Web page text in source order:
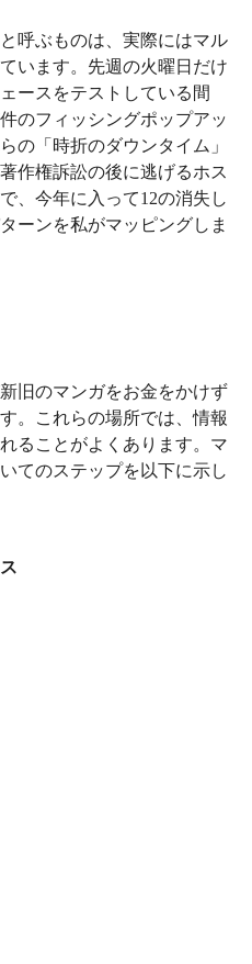
呼ぶものは、実際にはマル
います。先週の火曜日だけ
ースをテストしている間
のフィッシングポップアッ
の「時折のダウンタイム」
作権訴訟の後に逃げるホス
、今年に入って12の消失し
ーンを私がマッピングしま
旧のマンガをお金をかけず
。これらの場所では、情報
ることがよくあります。マ
てのステップを以下に示し